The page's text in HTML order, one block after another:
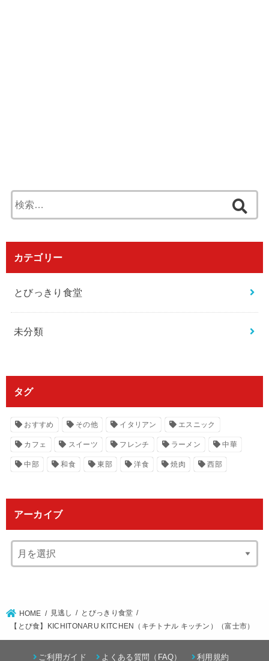
索
カテゴリー
とびっきり食堂
未分類
タグ
おすすめ その他 イタリアン エスニック
カフェ スイーツ フレンチ ラーメン 中華
中部 和食 東部 洋食 焼肉 西部
アーカイブ
HOME 見逃し
とびっきり食堂
【とび食】KICHITONARU KITCHEN（キチトナル キッチン）（富士市）
ご利用ガイド よくある質問（FAQ） 利用規約